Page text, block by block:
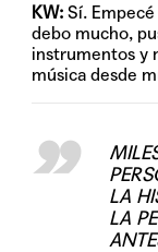
KW: Sí.
debo mucho,
instrumentos y
música desde
LA
LA